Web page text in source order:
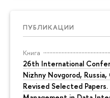
ПУБЛИКАЦИИ
Книга
26th International
Nizhny Novgorod,
Revised Selected